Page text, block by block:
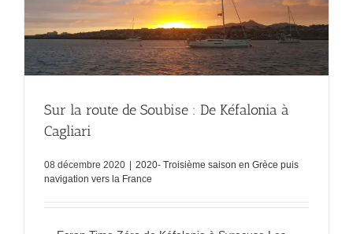
Sur la route de Soubise : De Kéfalonia à
Cagliari
08 décembre 2020
2020- Troisième saison en Grèce puis
navigation vers la France